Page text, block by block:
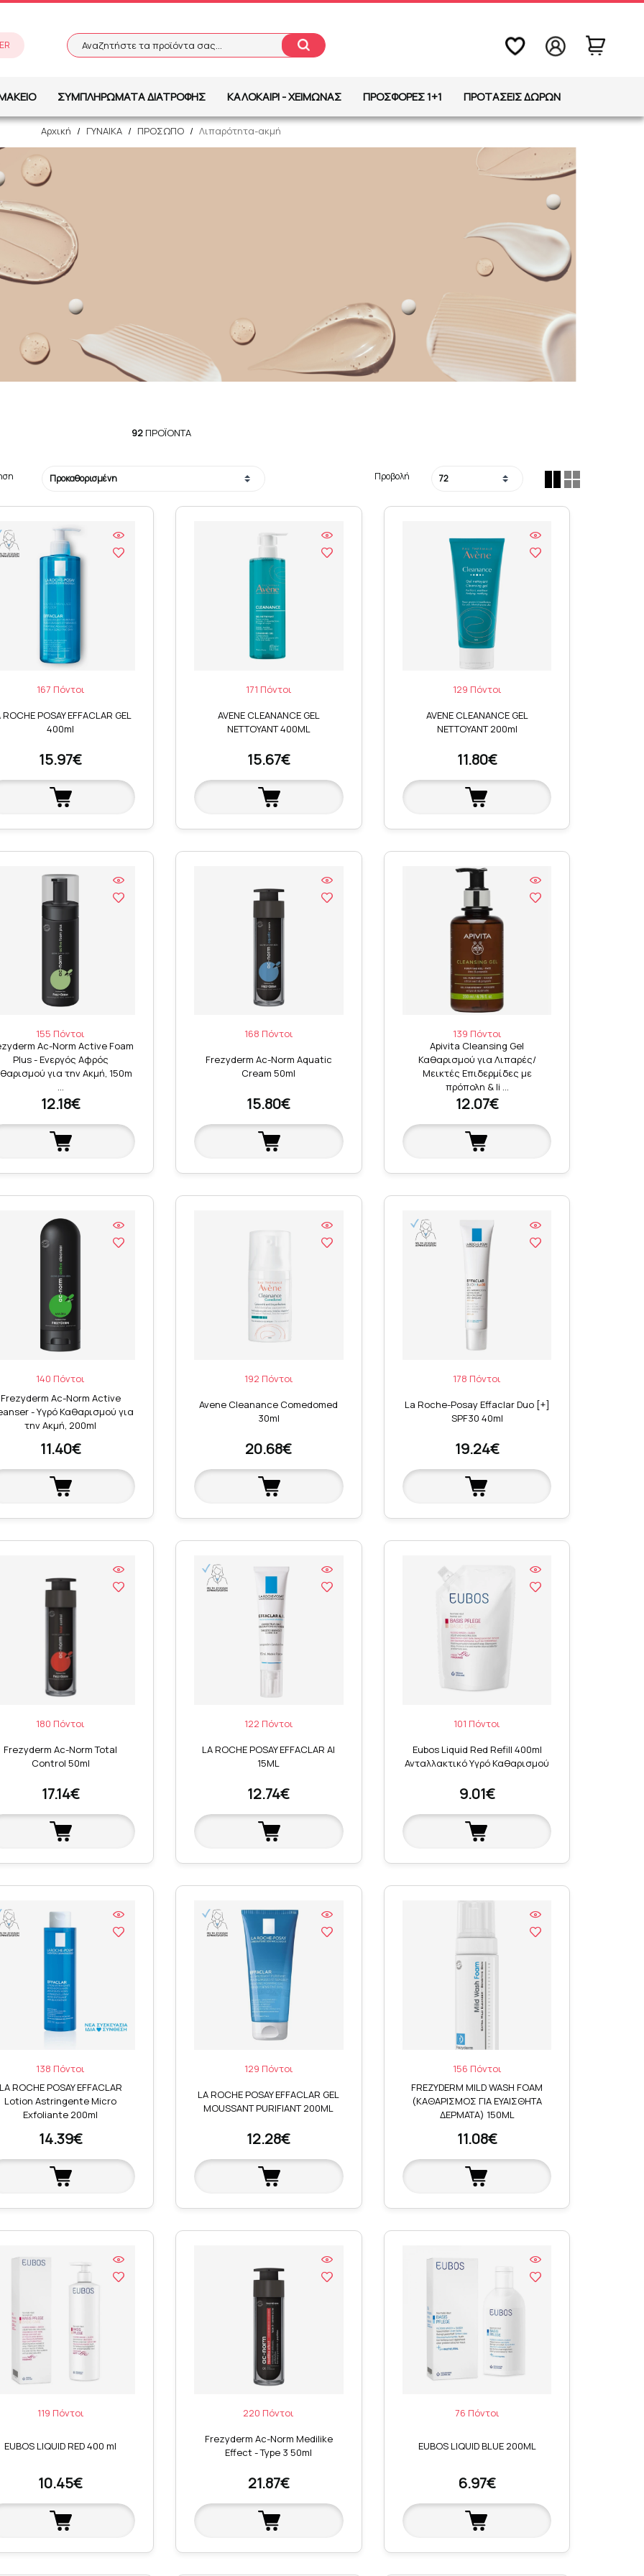
Αναζητήστε τα προϊόντα σας...
ΣΥΜΠΛΗΡΩΜΑΤΑ ΔΙΑΤΡΟΦΗΣ ΚΑΛΟΚΑΙΡΙ - ΧΕΙΜΩΝΑΣ ΠΡΟΣΦΟΡΕΣ 1+1 ΠΡΟΤΑΣΕΙΣ ΔΩΡΩΝ
Αναζήτηση
Αρχική / ΓΥΝΑΙΚΑ / ΠΡΟΣΩΠΟ / Λιπαρότητα-ακμή
92ΠΡΟΪΌΝΤΑ
Προβολή
167 Πόντοι
ROCHE POSAY EFFACLAR GEL
400ml
15.97€
171 Πόντοι
AVENE CLEANANCE GEL
NETTOYANT 400ML
15.67€
129 Πόντοι
AVENE CLEANANCE GEL
NETTOYANT 200ml
11.80€
155 Πόντοι
Ac-Norm Active Foam
Plus - Ενεργός Αφρός
για την Ακμή, 150m
…
12.18€
168 Πόντοι
Frezyderm Ac-Norm Aquatic
Cream 50ml
15.80€
139 Πόντοι
Apivita Cleansing Gel
Καθαρισμού για Λιπαρές/
Μεικτές Επιδερμίδες με
πρόπολη & li …
12.07€
140 Πόντοι
Frezyderm Ac-Norm Active
- Υγρό Καθαρισμού για
την Ακμή, 200ml
11.40€
192 Πόντοι
Avene Cleanance Comedomed
30ml
20.68€
178 Πόντοι
La Roche-Posay Effaclar Duo [+]
SPF30 40ml
19.24€
180 Πόντοι
Frezyderm Ac-Norm Total
Control 50ml
17.14€
122 Πόντοι
LA ROCHE POSAY EFFACLAR AI
15ML
12.74€
101 Πόντοι
Eubos Liquid Red Refill 400ml
Ανταλλακτικό Υγρό Καθαρισμού
9.01€
138 Πόντοι
LA ROCHE POSAY EFFACLAR
Lotion Astringente Micro
Exfoliante 200ml
14.39€
129 Πόντοι
LA ROCHE POSAY EFFACLAR GEL
MOUSSANT PURIFIANT 200ML
12.28€
156 Πόντοι
FREZYDERM MILD WASH FOAM
(ΚΑΘΑΡΙΣΜΟΣ ΓΙΑ ΕΥΑΙΣΘΗΤΑ
ΔΕΡΜΑΤΑ) 150ML
11.08€
119 Πόντοι
EUBOS LIQUID RED 400 ml
10.45€
220 Πόντοι
Frezyderm Ac-Norm Medilike
Effect - Type 3 50ml
21.87€
76 Πόντοι
EUBOS LIQUID BLUE 200ML
6.97€